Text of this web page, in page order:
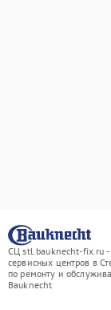
СЦ stl.bauknecht-fix.ru -
сервисных центров в
по ремонту и
Bauknecht